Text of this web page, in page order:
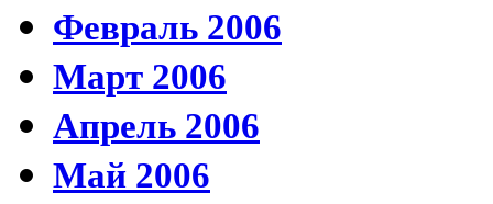
Февраль 2006
Март 2006
Апрель 2006
Май 2006